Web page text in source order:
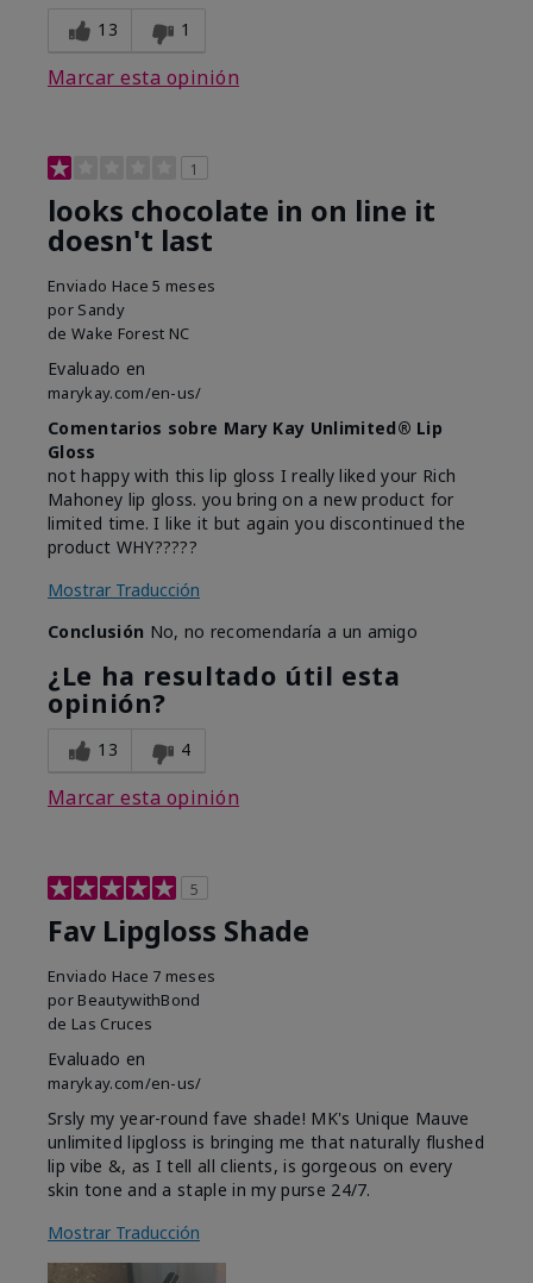
13 1
Marcar esta opinión
1
looks chocolate in on line it
doesn't last
Enviado Hace 5 meses
por Sandy
de Wake Forest NC
Evaluado en
marykay.com/en-us/
Comentarios sobre Mary Kay Unlimited® Lip
Gloss
not happy with this lip gloss I really liked your Rich
Mahoney lip gloss. you bring on a new product for
limited time. I like it but again you discontinued the
product WHY?????
Mostrar Traducción
Conclusión No, no recomendaría a un amigo
¿Le ha resultado útil esta
opinión?
13 4
Marcar esta opinión
5
Fav Lipgloss Shade
Enviado Hace 7 meses
por BeautywithBond
de Las Cruces
Evaluado en
marykay.com/en-us/
Srsly my year-round fave shade! MK's Unique Mauve
unlimited lipgloss is bringing me that naturally flushed
lip vibe &, as I tell all clients, is gorgeous on every
skin tone and a staple in my purse 24/7.
Mostrar Traducción